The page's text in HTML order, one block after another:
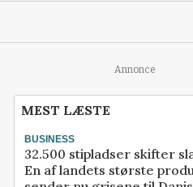
Annonce
MEST LÆSTE
BUSINESS
32.500 stipladser skifter
En af landets største